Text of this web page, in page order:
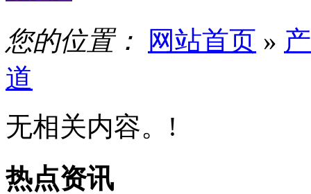
您的位置： 网站首页 »
道
无相关内容。!
热点资讯